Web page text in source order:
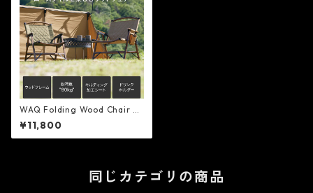
WAQ Folding Wood Chair -
WAQ
¥11,800
同じカテゴリの商品